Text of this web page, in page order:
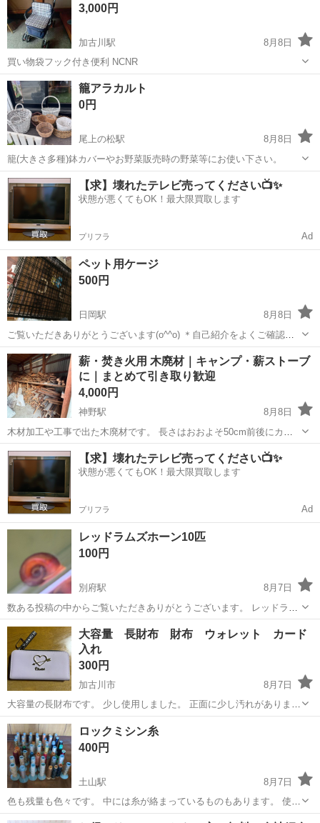
の重量物となり、運搬...
3,000円
加古川駅
8月8日
買い物袋フック付き便利 NCNR
兵庫 加古川市 加古川駅
籠アラカルト
0円
尾上の松駅
8月8日
籠(大きさ多種)鉢カバーやお野菜販売時の野菜等にお使い下さい。
兵庫 加古川市 尾上の松駅 その他
【求】壊れたテレビ売ってください📺✨
状態が悪くてもOK！最大限買取します
プリフラ Ad
ペット用ケージ
500円
日岡駅
8月8日
ご覧いただきありがとうございます(o^^o) ＊自己紹介をよくご確認い
ただき、ご希望日時と一緒にお問い合わせください。 【取引日・場
所】 日岡駅前 火・水・金9時半〜11時半・15時45分 木 9時半・15時
45分 上記...
兵庫 加古川市 日岡駅 その他
薪・焚き火用 木廃材｜キャンプ・薪ストーブ
に｜まとめて引き取り歓迎
4,000円
神野駅
8月8日
木材加工や工事で出た木廃材です。 長さはおおよそ50cm前後にカッ
トしています。 薪ストーブやキャンプ、焚き火などにいかがでしょう
か。 木の種類やサイズはさまざまで、端材・細かい木材も混ざってい
ます。 また、稀に釘やビス...
兵庫 加古川市 神野駅
【求】壊れたテレビ売ってください📺✨
状態が悪くてもOK！最大限買取します
プリフラ Ad
レッドラムズホーン10匹
100円
別府駅
8月7日
数ある投稿の中からご覧いただきありがとうございます。 レッドラム
ズホーン10匹です。
兵庫 加古川市 別府駅 その他
大容量 長財布 財布 ウォレット カード
入れ
300円
加古川市
8月7日
大容量の長財布です。 少し使用しました。 正面に少し汚れがありま
す。
兵庫 加古川市 その他 ウォレット
ロックミシン糸
400円
土山駅
8月7日
色も残量も色々です。 中には糸が絡まっているものもあります。 使っ
ていただける方に。
兵庫 加古川市 土山駅